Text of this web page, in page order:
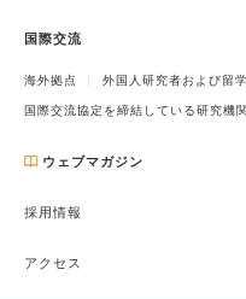
国際交流
海外拠点 外国人研究者および留
国際交流協定を締結している研究機関
ウェブマガジン
採用情報
アクセス